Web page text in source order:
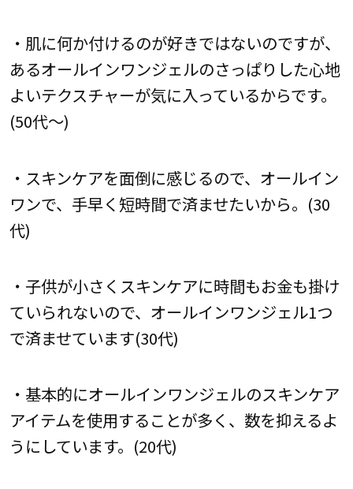
・肌に何か付けるのが好きではないのですが、
あるオールインワンジェルのさっぱりした心地
よいテクスチャーが気に入っているからです。
(50代～)
・スキンケアを面倒に感じるので、オールイン
ワンで、手早く短時間で済ませたいから。(30
代)
・子供が小さくスキンケアに時間もお金も掛け
ていられないので、オールインワンジェル1つ
で済ませています(30代)
・基本的にオールインワンジェルのスキンケア
アイテムを使用することが多く、数を抑えるよ
うにしています。(20代)